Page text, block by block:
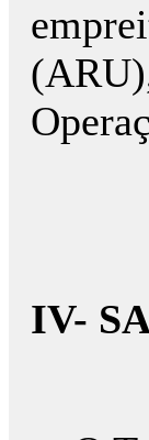
IV-